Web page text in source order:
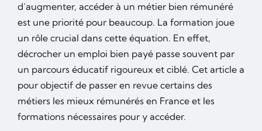
d’augmenter, accéder à un métier bien rémunéré
est une priorité pour beaucoup. La formation joue
un rôle crucial dans cette équation. En effet,
décrocher un emploi bien payé passe souvent par
un parcours éducatif rigoureux et ciblé. Cet article a
pour objectif de passer en revue certains des
métiers les mieux rémunérés en France et les
formations nécessaires pour y accéder.